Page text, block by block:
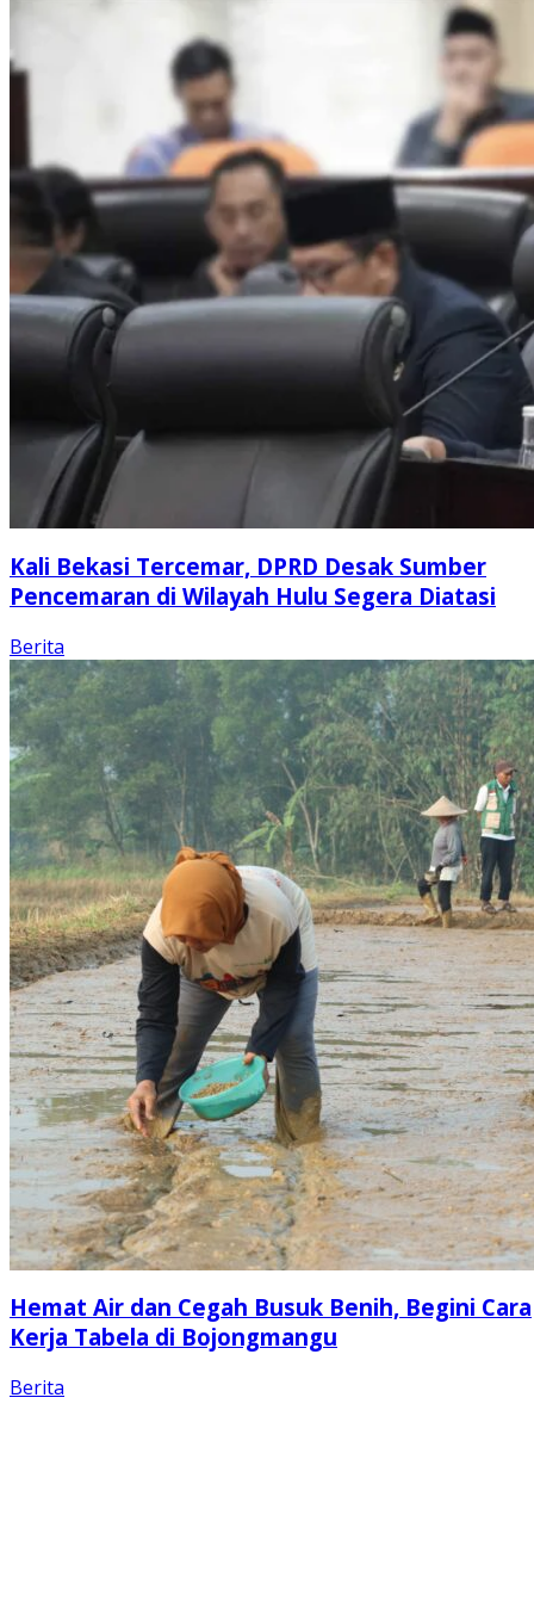
Kali Bekasi Tercemar, DPRD Desak Sumber
Pencemaran di Wilayah Hulu Segera Diatasi
Berita
Hemat Air dan Cegah Busuk Benih, Begini Cara
Kerja Tabela di Bojongmangu
Berita